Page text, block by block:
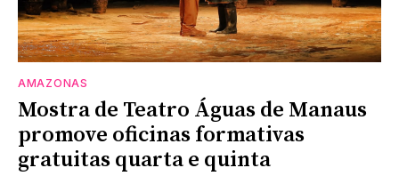
AMAZONAS
Mostra de Teatro Águas de Manaus
promove oficinas formativas
gratuitas quarta e quinta